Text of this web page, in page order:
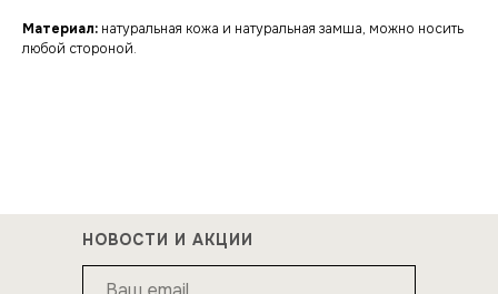
Материал: натуральная кожа и натуральная замша, можно носить
любой стороной.
НОВОСТИ И АКЦИИ